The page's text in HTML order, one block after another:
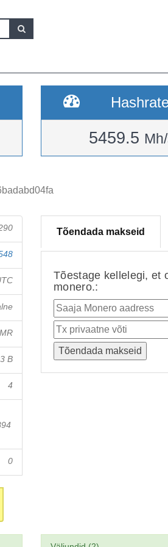
5459.5
B
4
0
Tõendada makseid
Tõestage kellelegi, et
monero.: